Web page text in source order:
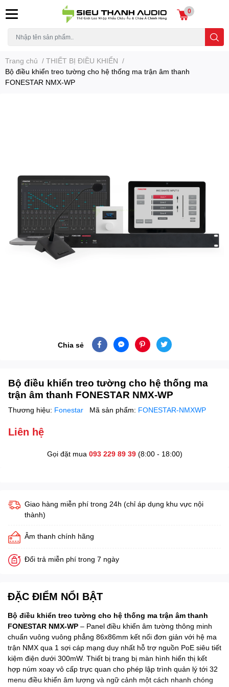
0
Trang chủ / THIẾT BỊ ĐIỀU KHIỂN /
Bộ điều khiển treo tường cho hệ thống ma trận âm thanh
FONESTAR NMX-WP
Chia sẻ
Bộ điều khiển treo tường cho hệ thống ma
trận âm thanh FONESTAR NMX-WP
Thương hiệu: Fonestar Mã sản phẩm: FONESTAR-NMXWP
Liên hệ
Gọi đặt mua 093 229 89 39(8:00 - 18:00)
Giao hàng miễn phí trong 24h (chỉ áp dụng khu vực nội
thành)
Âm thanh chính hãng
Đổi trả miễn phí trong 7 ngày
ĐẶC ĐIỂM NỔI BẬT
Bộ điều khiển treo tường cho hệ thống ma trận âm thanh
FONESTAR NMX-WP – Panel điều khiển âm tường thông minh
chuẩn vuông vuông phẳng 86x86mm kết nối đơn giản với hệ ma
trận NMX qua 1 sợi cáp mạng duy nhất hỗ trợ nguồn PoE siêu tiết
kiệm điện dưới 300mW. Thiết bị trang bị màn hình hiển thị kết
hợp núm xoay vô cấp trực quan cho phép lập trình quản lý tới 32
menu điều khiển âm lượng và ngữ cảnh một cách nhanh chóng